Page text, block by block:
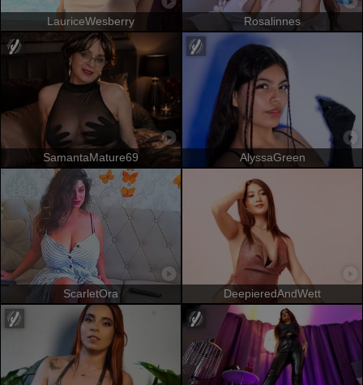
LauriceWesberry Rosalinnes
SamantaMature69 AlyssaGreen
ScarletOra DeepieredAndWett